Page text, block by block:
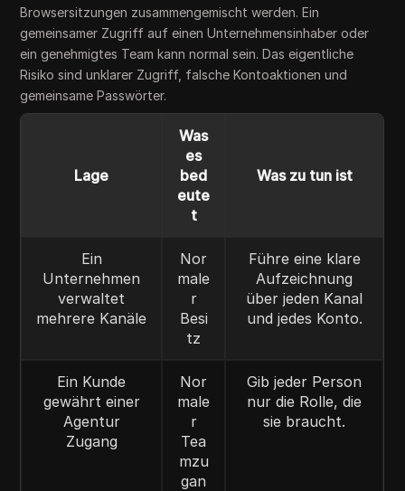
Browsersitzungen zusammengemischt werden. Ein
gemeinsamer Zugriff auf einen Unternehmensinhaber oder
ein genehmigtes Team kann normal sein. Das eigentliche
Risiko sind unklarer Zugriff, falsche Kontoaktionen und
gemeinsame Passwörter.
Lage
Was
es
bed
eute
t
Was zu tun ist
Ein
Unternehmen
verwaltet
mehrere Kanäle
Nor
male
r
Besi
tz
Führe eine klare
Aufzeichnung
über jeden Kanal
und jedes Konto.
Ein Kunde
gewährt einer
Agentur
Zugang
Nor
male
r
Tea
mzu
gan
Gib jeder Person
nur die Rolle, die
sie braucht.